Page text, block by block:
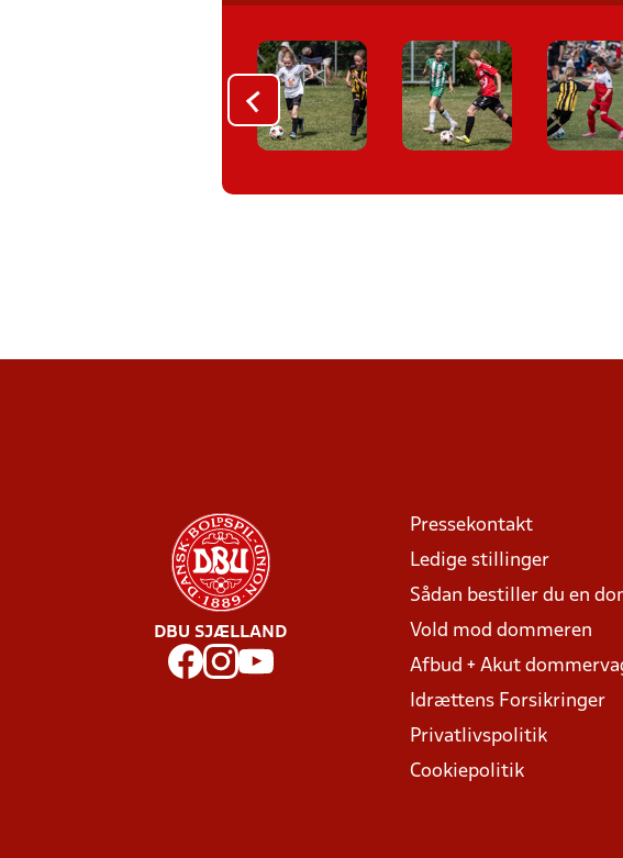
DBU SJÆLLAND
Pressekontakt
Ledige stillinger
Sådan bestiller du en
Vold mod dommeren
Afbud + Akut
Idrættens Forsikringer
Privatlivspolitik
Cookiepolitik